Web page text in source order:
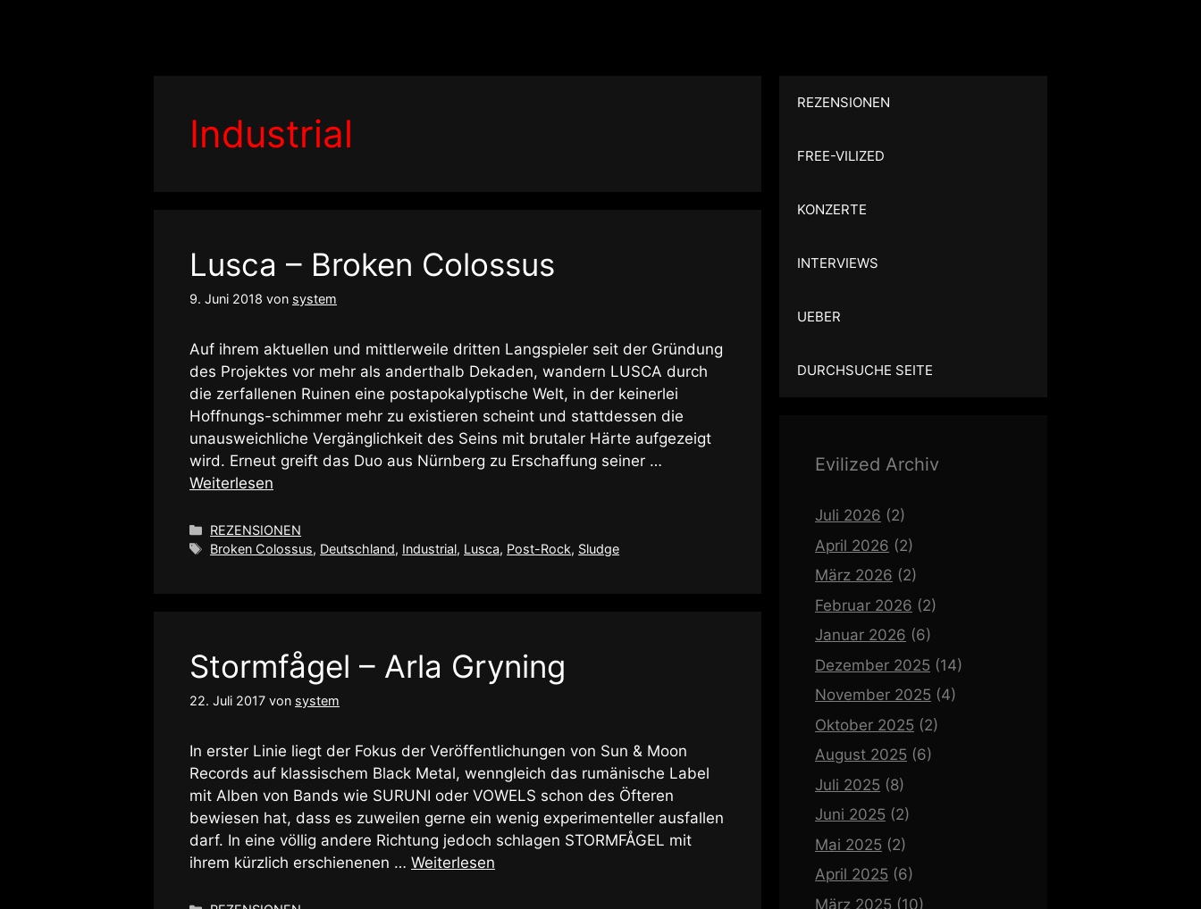
Industrial
Lusca – Broken Colossus
9. Juni 2018 von system
Auf ihrem aktuellen und mittlerweile dritten Langspieler seit der Gründung
des Projektes vor mehr als anderthalb Dekaden, wandern LUSCA durch
die zerfallenen Ruinen eine postapokalyptische Welt, in der keinerlei
Hoffnungs-schimmer mehr zu existieren scheint und stattdessen die
unausweichliche Vergänglichkeit des Seins mit brutaler Härte aufgezeigt
wird. Erneut greift das Duo aus Nürnberg zu Erschaffung seiner …
Weiterlesen
Kategorien
REZENSIONEN
Schlagwörter
Broken Colossus, Deutschland, Industrial, Lusca, Post-Rock, Sludge
Stormfågel – Arla Gryning
22. Juli 2017 von system
In erster Linie liegt der Fokus der Veröffentlichungen von Sun & Moon
Records auf klassischem Black Metal, wenngleich das rumänische Label
mit Alben von Bands wie SURUNI oder VOWELS schon des Öfteren
bewiesen hat, dass es zuweilen gerne ein wenig experimenteller ausfallen
darf. In eine völlig andere Richtung jedoch schlagen STORMFÅGEL mit
ihrem kürzlich erschienenen … Weiterlesen
REZENSIONEN
FREE-VILIZED
KONZERTE
INTERVIEWS
UEBER
DURCHSUCHE SEITE
Evilized Archiv
Juli 2026 (2)
April 2026 (2)
März 2026 (2)
Februar 2026 (2)
Januar 2026 (6)
Dezember 2025 (14)
November 2025 (4)
Oktober 2025 (2)
August 2025 (6)
Juli 2025 (8)
Juni 2025 (2)
Mai 2025 (2)
April 2025 (6)
März 2025 (10)